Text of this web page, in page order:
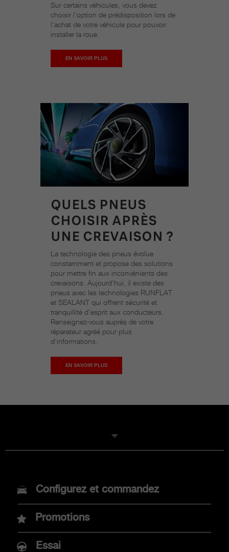
Sur certains véhicules, vous devez
choisir l'option de prédisposition lors de
l'achat de votre véhicule pour pouvoir
installer la roue.
EN SAVOIR PLUS
QUELS PNEUS
CHOISIR APRÈS
UNE CREVAISON ?
La technologie des pneus évolue
constamment et propose des solutions
pour mettre fin aux inconvénients des
crevaisons. Aujourd'hui, il existe des
pneus avec les technologies RUNFLAT
et SEALANT qui offrent sécurité et
tranquillité d'esprit aux conducteurs.
Renseignez-vous auprès de votre
réparateur agréé pour plus
d'informations.
EN SAVOIR PLUS
MODELES
Nouvelle Abarth 600e
Abarth 500e
Configurez et commandez
Promotions
Essai